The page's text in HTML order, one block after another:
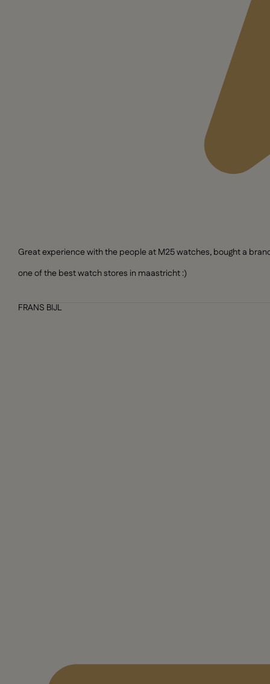
Great experience with the people at M25 watches, bought a
one of the best watch stores in maastricht :)
FRANS BIJL